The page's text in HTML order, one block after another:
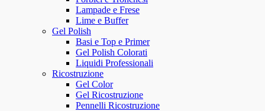
Lampade e Frese
Lime e Buffer
Gel Polish
Basi e Top e Primer
Gel Polish Colorati
Liquidi Professionali
Ricostruzione
Gel Color
Gel Ricostruzione
Pennelli Ricostruzione